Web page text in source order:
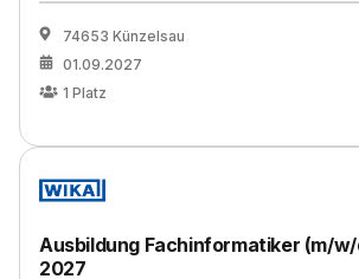
74653 Künzelsau
01.09.2027
1 Platz
Ausbildung Fachinformatiker (m/
2027